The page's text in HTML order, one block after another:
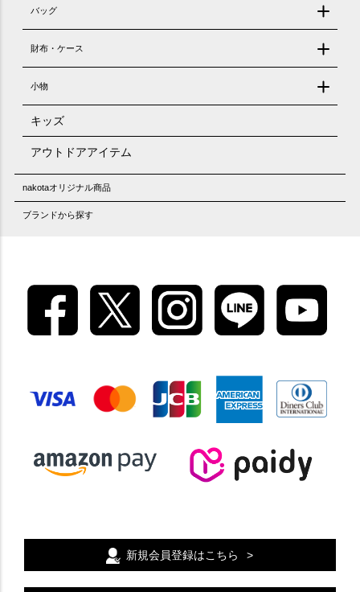
バッグ
財布・ケース
小物
キッズ
アウトドアアイテム
nakotaオリジナル商品
ブランドから探す
新規会員登録はこちら